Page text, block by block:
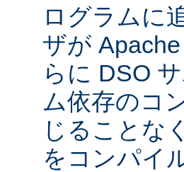
ログラムに
ザが
らに DSO
ム依存のコ
じることな
をコンパイ